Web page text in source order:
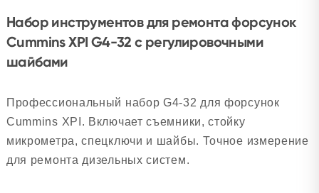
Набор инструментов для ремонта форсунок
Cummins XPI G4-32 с регулировочными
шайбами
Профессиональный набор G4-32 для форсунок
Cummins XPI. Включает съемники, стойку
микрометра, спецключи и шайбы. Точное измерение
для ремонта дизельных систем.